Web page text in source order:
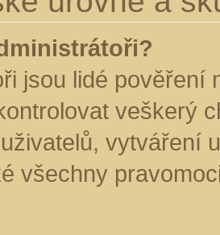
jsou lidé pověření
veškerý
vytváření
všechny